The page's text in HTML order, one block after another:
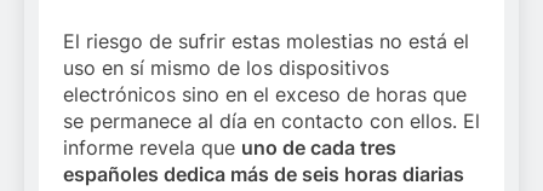
El riesgo de sufrir estas molestias no está el
uso en sí mismo de los dispositivos
electrónicos sino en el exceso de horas que
se permanece al día en contacto con ellos. El
informe revela que uno de cada tres
españoles dedica más de seis horas diarias